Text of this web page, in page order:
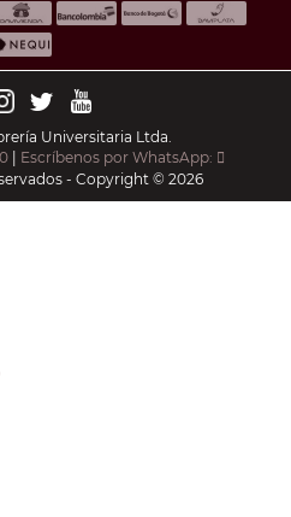
Universitaria Ltda.
| Escríbenos por WhatsApp:
- Copyright © 2026